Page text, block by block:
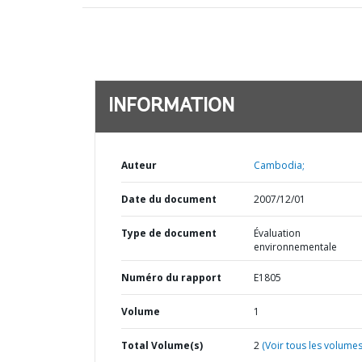
INFORMATION
Auteur Cambodia;
Date du document 2007/12/01
Type de document
Évaluation
environnementale
Numéro du rapport E1805
Volume 1
Total Volume(s) 2 (Voir tous les